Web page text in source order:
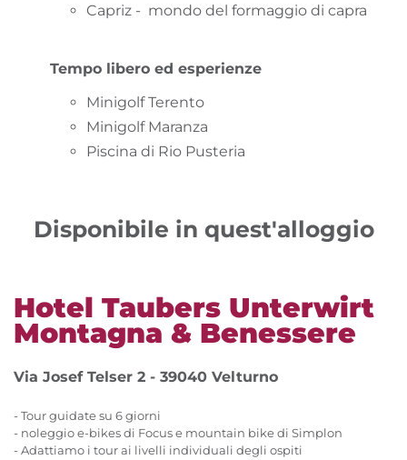
Capriz - mondo del formaggio di capra
Tempo libero ed esperienze
Minigolf Terento
Minigolf Maranza
Piscina di Rio Pusteria
Disponibile in quest'alloggio
Hotel Taubers Unterwirt
Montagna & Benessere
Via Josef Telser 2 - 39040 Velturno
- Tour guidate su 6 giorni
- noleggio e-bikes di Focus e mountain bike di Simplon
- Adattiamo i tour ai livelli individuali degli ospiti